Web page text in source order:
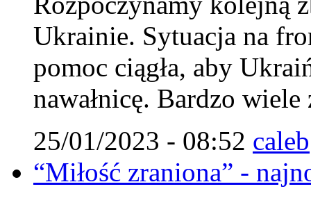
Ukrainie. Sytuacja na
pomoc ciągła, aby
nawałnicę. Bardzo
25/01/2023 - 08:52 caleb
“Miłość zraniona” -